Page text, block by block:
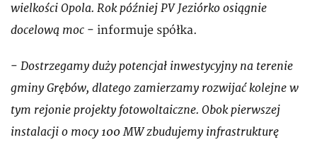
wielkości Opola. Rok później PV Jeziórko osiągnie
docelową moc - informuje spółka.
- Dostrzegamy duży potencjał inwestycyjny na terenie
gminy Grębów, dlatego zamierzamy rozwijać kolejne w
tym rejonie projekty fotowoltaiczne. Obok pierwszej
instalacji o mocy 100 MW zbudujemy infrastrukturę